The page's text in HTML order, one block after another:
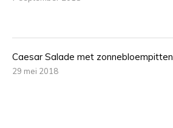
Caesar Salade met zonnebloempitten
29 mei 2018